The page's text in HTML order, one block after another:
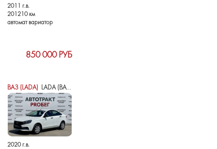
2011 г.в.
201210 км
автомат вариатор
850 000 РУБ
ВАЗ (LADA) LADA (ВАЗ) VESTA I
2020 г.в.